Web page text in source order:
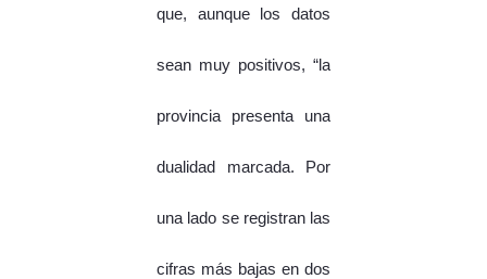
que, aunque los datos
sean muy positivos, “la
provincia presenta una
dualidad marcada. Por
una lado se registran las
cifras más bajas en dos